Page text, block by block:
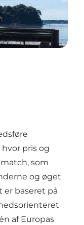
pris og
som
og øget
er baseret på
af Europas